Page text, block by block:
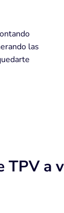
las
TPV a